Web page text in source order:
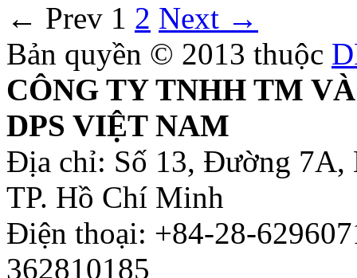
← Prev 1 2 Next →
Bản quyền © 2013 thuộc
CÔNG TY TNHH TM
DPS VIỆT NAM
Địa chỉ: Số 13, Đường 7A,
TP. Hồ Chí Minh
Điện thoại: +84-28-
362810185